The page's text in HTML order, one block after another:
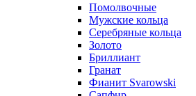
Помолвочные
Мужские кольца
Серебряные кольца
Золото
Бриллиант
Гранат
Фианит Svarowski